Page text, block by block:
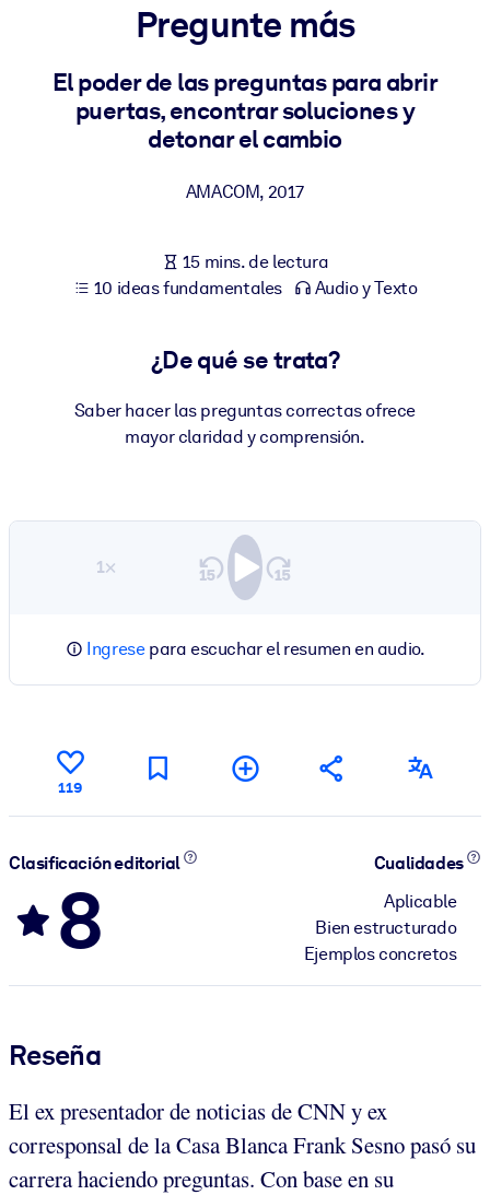
Para LMS/LXP
Integre conocimientos verificados y breves en su LMS/LXP para
obtener mejores resultados de aprendizaje.
Para sistemas de IA
Pregunte más
El poder de las preguntas para abrir
puertas, encontrar soluciones y
detonar el cambio
AMACOM, 2017
15 mins. de lectura
10 ideas fundamentales
Audio y Texto
¿De qué se trata?
Saber hacer las preguntas correctas ofrece
mayor claridad y comprensión.
1×
Ingresepara escuchar el resumen en audio.
119
Clasificación editorial
8
Cualidades
Aplicable
Bien estructurado
Ejemplos concretos
Reseña
El ex presentador de noticias de CNN y ex
corresponsal de la Casa Blanca Frank Sesno pasó su
carrera haciendo preguntas. Con base en su